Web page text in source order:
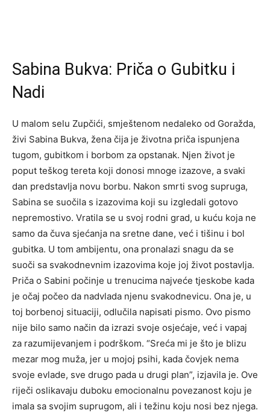
Sabina Bukva: Priča o Gubitku i
Nadi
U malom selu Zupčići, smještenom nedaleko od Goražda,
živi Sabina Bukva, žena čija je životna priča ispunjena
tugom, gubitkom i borbom za opstanak. Njen život je
poput teškog tereta koji donosi mnoge izazove, a svaki
dan predstavlja novu borbu. Nakon smrti svog supruga,
Sabina se suočila s izazovima koji su izgledali gotovo
nepremostivo. Vratila se u svoj rodni grad, u kuću koja ne
samo da čuva sjećanja na sretne dane, već i tišinu i bol
gubitka. U tom ambijentu, ona pronalazi snagu da se
suoči sa svakodnevnim izazovima koje joj život postavlja.
Priča o Sabini počinje u trenucima najveće tjeskobe kada
je očaj počeo da nadvlada njenu svakodnevicu. Ona je, u
toj borbenoj situaciji, odlučila napisati pismo. Ovo pismo
nije bilo samo način da izrazi svoje osjećaje, već i vapaj
za razumijevanjem i podrškom. “Sreća mi je što je blizu
mezar mog muža, jer u mojoj psihi, kada čovjek nema
svoje evlade, sve drugo pada u drugi plan”, izjavila je. Ove
riječi oslikavaju duboku emocionalnu povezanost koju je
imala sa svojim suprugom, ali i težinu koju nosi bez njega.